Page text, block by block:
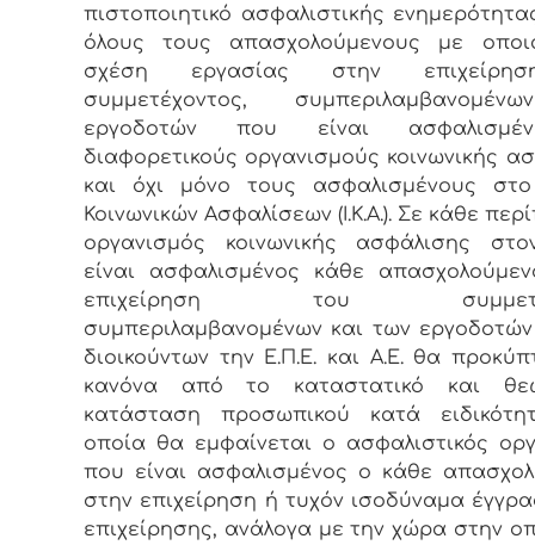
πιστοποιητικό ασφαλιστικής
όλους τους απασχολούμενους με
σχέση εργασίας στην
συμμετέχοντος,
εργοδοτών που είναι
διαφορετικούς οργανισμούς κοινωνικής
και όχι μόνο τους ασφαλισμένους
Κοινωνικών Ασφαλίσεων (Ι.Κ.Α.). Σε κάθε
οργανισμός κοινωνικής ασφάλισης
είναι ασφαλισμένος κάθε
επιχείρηση του
συμπεριλαμβανομένων και των
διοικούντων την Ε.Π.Ε. και Α.Ε. θα
κανόνα από το καταστατικό και
κατάσταση προσωπικού κατά
οποία θα εμφαίνεται ο ασφαλιστικός
που είναι ασφαλισμένος ο κάθε
στην επιχείρηση ή τυχόν ισοδύναμα
επιχείρησης, ανάλογα με την χώρα στην